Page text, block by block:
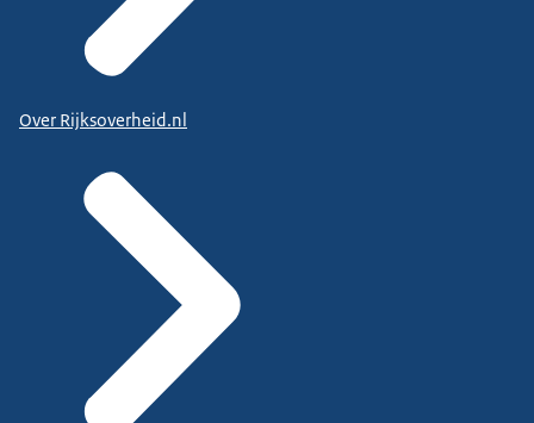
Over Rijksoverheid.nl